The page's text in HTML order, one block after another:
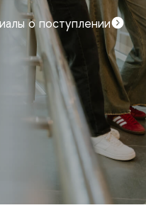
о поступлении